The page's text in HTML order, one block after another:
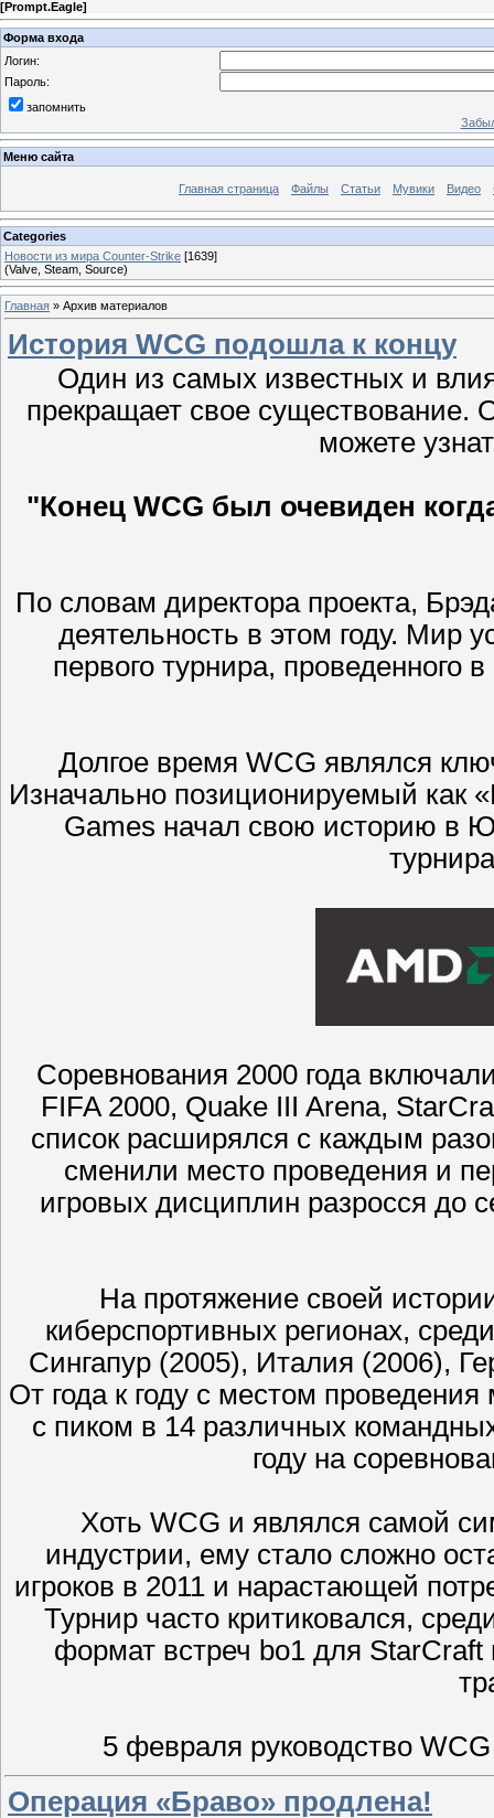
[Prompt.Eagle]
Форма входа
Логин:
Пароль:
запомнить
Меню сайта
Главная страница Файлы Статьи Мувики Видео
Categories
Новости из мира Counter-Strike [1639]
(Valve, Steam, Source)
Главная » Архив материалов
История WCG подошла к концу
Один из самых известных и
прекращает свое существование.
можете
"Конец WCG был очевиден
По словам директора проекта,
деятельность в этом году. Мир
первого турнира, проведенного
Долгое время WCG являлся
Изначально позиционируемый как
Games начал свою историю в
Соревнования 2000 года
FIFA 2000, Quake III Arena,
список расширялся с каждым
сменили место проведения и
игровых дисциплин разросся до
На протяжение своей
киберспортивных регионах,
Сингапур (2005), Италия (2006),
От года к году с местом
с пиком в 14 различных
году на
Хоть WCG и являлся самой
индустрии, ему стало сложно
игроков в 2011 и нарастающей
Турнир часто критиковался,
формат встреч bo1 для StarCraft
5 февраля руководство
Операция «Браво» продлена!